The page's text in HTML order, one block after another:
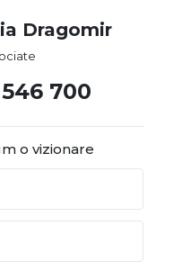
Dragomir
700
o vizionare